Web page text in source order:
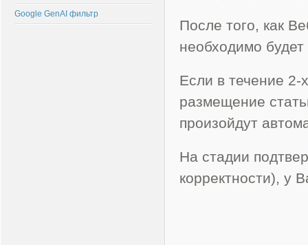
После того, как
необходимо
Если в течение 2-
размещение
произойдут
На стадии
корректности), у
Google GenAI фильтр